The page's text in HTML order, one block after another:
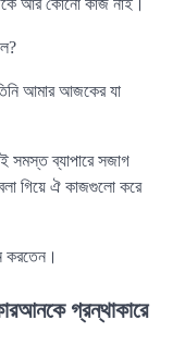
আর কোনো কাজ নাই।
আমার আজকের যা
সমস্ত ব্যাপারে সজাগ
গিয়ে ঐ কাজগুলো করে
করতেন।
গ্রন্থাকারে